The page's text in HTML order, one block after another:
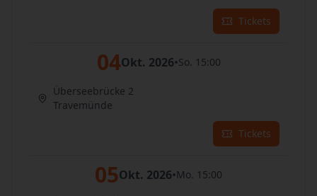
Tickets
04Okt. 2026•So. 15:00
Überseebrücke 2
Travemünde
Tickets
05Okt. 2026•Mo. 15:00